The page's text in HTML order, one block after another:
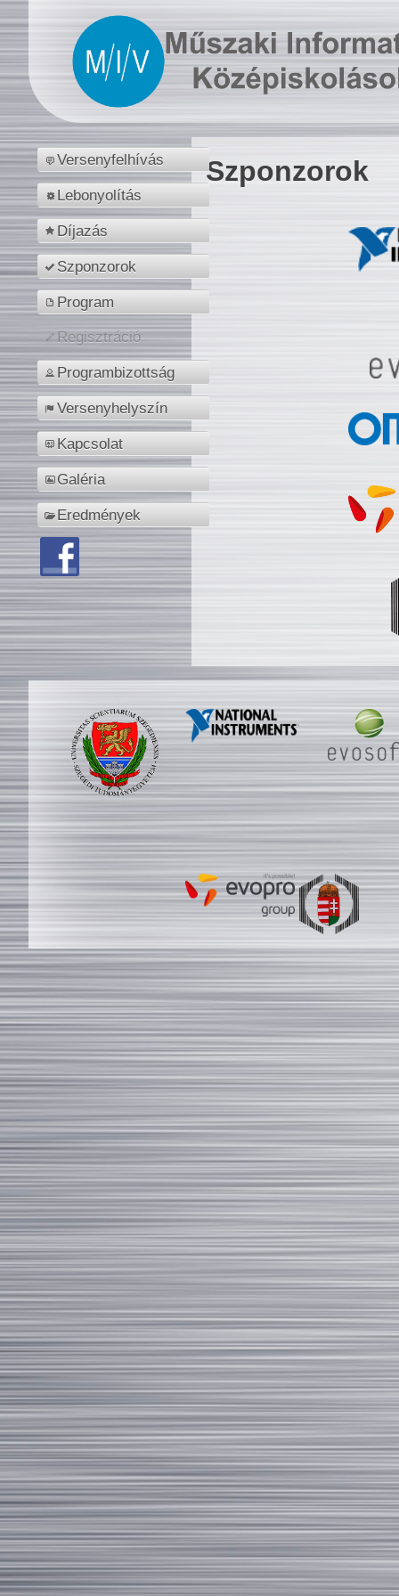
Versenyfelhívás
Lebonyolítás
Díjazás
Szponzorok
Program
Regisztráció
Programbizottság
Versenyhelyszín
Kapcsolat
Galéria
Eredmények
Szponzorok